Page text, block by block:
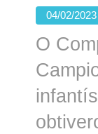
04/02/2023
O